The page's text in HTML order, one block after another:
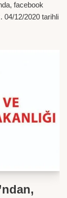
facebook
04/12/2020 tarihli